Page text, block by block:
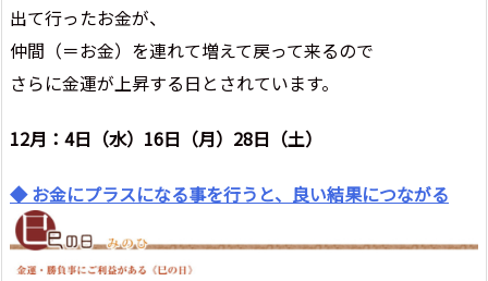
出て行ったお金が、
仲間（＝お金）を連れて増えて戻って来るので
さらに金運が上昇する日とされています。
12月：4日（水）16日（月）28日（土）
◆ お金にプラスになる事を行うと、良い結果につながる